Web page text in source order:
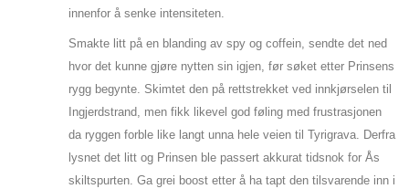
innenfor å senke intensiteten.
Smakte litt på en blanding av spy og coffein, sendte det ned
hvor det kunne gjøre nytten sin igjen, før søket etter Prinsens
rygg begynte. Skimtet den på rettstrekket ved innkjørselen til
Ingjerdstrand, men fikk likevel god føling med frustrasjonen
da ryggen forble like langt unna hele veien til Tyrigrava. Derfra
lysnet det litt og Prinsen ble passert akkurat tidsnok for Ås
skiltspurten. Ga grei boost etter å ha tapt den tilsvarende inn i